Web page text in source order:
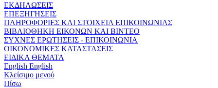
ΕΚΔΗΛΩΣΕΙΣ
ΕΠΕΞΗΓΗΣΕΙΣ
ΠΛΗΡΟΦΟΡΙΕΣ ΚΑΙ ΣΤΟΙΧΕΙΑ ΕΠΙΚΟΙΝΩΝΙΑΣ
ΒΙΒΛΙΟΘΗΚΗ ΕΙΚΟΝΩΝ ΚΑΙ ΒΙΝΤΕΟ
ΣΥΧΝΕΣ ΕΡΩΤΗΣΕΙΣ - ΕΠΙΚΟΙΝΩΝΙΑ
ΟΙΚΟΝΟΜΙΚΕΣ ΚΑΤΑΣΤΑΣΕΙΣ
ΕΙΔΙΚΑ ΘΕΜΑΤΑ
English English
Κλείσιμο μενού
Πίσω